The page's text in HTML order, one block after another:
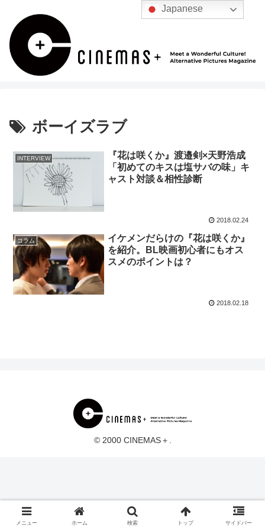
ボーイズラブ
INTERVIEW
『花は咲くか』渡邉剣×天野浩成
「初めてのキスは塩サバの味」キ
ャスト対談＆相性診断
2018.02.24
コラム
イケメンだらけの『花は咲くか』
を紹介。BL映画初心者にもオス
スメのポイントは？
2018.02.18
© 2000 CINEMAS＋.
メニュー ホーム 検索 トップ サイドバー
Japanese